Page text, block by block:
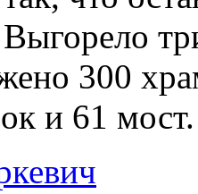
300
и 61